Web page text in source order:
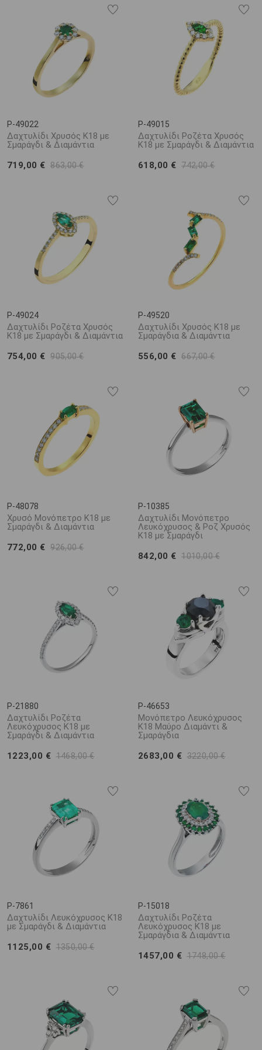
σμαραγδιού, αποτελούν ένα κόσμημα που συγκαταλέγεται στις
ομορφότερες δημιουργίες του τομέα της αργυροχρυσοχοΐας.
Κατασκευασμένα από πολύτιμα μέταλλα και στολισμένα με
εξίσου λαμπερούς λίθους, όπως διαμάντια,
ρουμπίνιακαι
ζαφείρια, τα σμαραγδένια δαχτυλίδια
διαθέτουν μια έμφυτη
λάμψη και κομψότητα η οποία είναι αδύνατο να μην μαγνητίσει
τα βλέμματα σε κάθε εμφάνιση.
P-49022
Δαχτυλίδι Χρυσός Κ18 με
Σμαράγδι & Διαμάντια
719,00 € 863,00 €
P-49015
Δαχτυλίδι Ροζέτα Χρυσός
Κ18 με Σμαράγδι & Διαμάντια
618,00 € 742,00 €
P-49024
Δαχτυλίδι Ροζέτα Χρυσός
Κ18 με Σμαράγδι & Διαμάντια
754,00 € 905,00 €
P-49520
Δαχτυλίδι Χρυσός Κ18 με
Σμαράγδια & Διαμάντια
556,00 € 667,00 €
P-48078
Χρυσό Μονόπετρο Κ18 με
Σμαράγδι & Διαμάντια
772,00 € 926,00 €
P-10385
Δαχτυλίδι Μονόπετρο
Λευκόχρυσος & Ροζ Χρυσός
Κ18 με Σμαράγδι
842,00 € 1010,00 €
P-21880
Δαχτυλίδι Ροζέτα
Λευκόχρυσος Κ18 με
Σμαράγδι & Διαμάντια
1223,00 € 1468,00 €
P-46653
Μονόπετρο Λευκόχρυσος
Κ18 Μαύρο Διαμάντι &
Σμαράγδια
2683,00 € 3220,00 €
P-7861
Δαχτυλίδι Λευκόχρυσος Κ18
με Σμαράγδι & Διαμάντια
1125,00 € 1350,00 €
P-15018
Δαχτυλίδι Ροζέτα
Λευκόχρυσος Κ18 με
Σμαράγδια & Διαμάντια
1457,00 € 1748,00 €